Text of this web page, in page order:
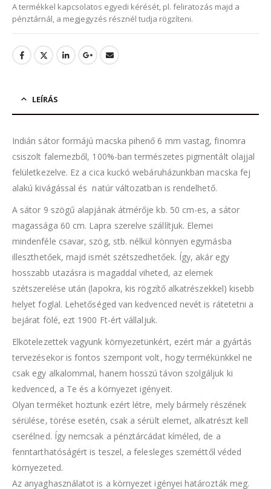
A termékkel kapcsolatos egyedi kérését, pl. feliratozás majd a
pénztárnál, a megjegyzés résznél tudja rögzíteni.
LEÍRÁS
Indián sátor formájú macska pihenő 6 mm vastag, finomra
csiszolt falemezből, 100%-ban természetes pigmentált olajjal
felületkezelve. Ez a cica kuckó webáruházunkban macska fej
alakú kivágással és natúr változatban is rendelhető.
A sátor 9 szögű alapjának átmérője kb. 50 cm-es, a sátor
magassága 60 cm. Lapra szerelve szállítjuk. Elemei
mindenféle csavar, szög, stb. nélkül könnyen egymásba
illeszthetőek, majd ismét szétszedhetőek. Így, akár egy
hosszabb utazásra is magaddal viheted, az elemek
szétszerelése után (lapokra, kis rögzítő alkatrészekkel) kisebb
helyet foglal. Lehetőséged van kedvenced nevét is rátetetni a
bejárat fölé, ezt 1900 Ft-ért vállaljuk.
Elkötelezettek vagyunk környezetünkért, ezért már a gyártás
tervezésekor is fontos szempont volt, hogy termékünkkel ne
csak egy alkalommal, hanem hosszú távon szolgáljuk ki
kedvenced, a Te és a környezet igényeit.
Olyan terméket hoztunk ezért létre, mely bármely részének
sérülése, törése esetén, csak a sérült elemet, alkatrészt kell
cserélned. Így nemcsak a pénztárcádat kíméled, de a
fenntarthatóságért is teszel, a felesleges szeméttől véded
környezeted.
Az anyaghasználatot is a környezet igényei határozták meg.